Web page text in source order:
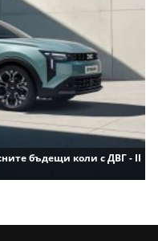
бъдещи коли с ДВГ - II